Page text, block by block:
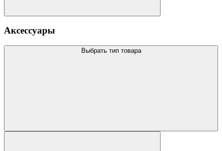
Аксессуары
Выбрать тип товара